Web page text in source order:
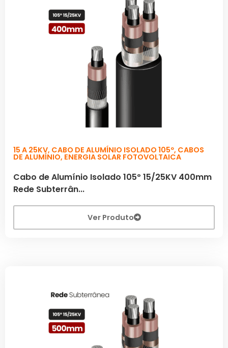
15 A 25KV, CABO DE ALUMÍNIO ISOLADO 105º, CABOS
DE ALUMÍNIO, ENERGIA SOLAR FOTOVOLTAICA
Cabo de Alumínio Isolado 105º 15/25KV 400mm
Rede Subterrân...
Ver Produto